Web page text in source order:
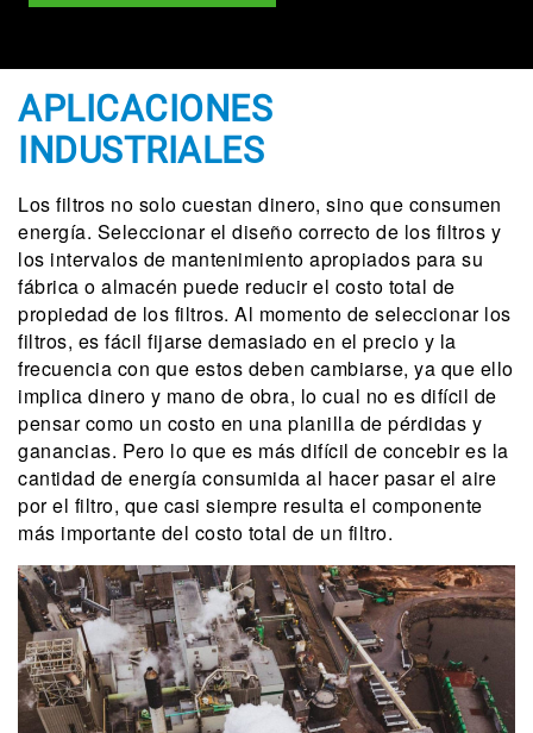
APLICACIONES
INDUSTRIALES
Los filtros no solo cuestan dinero, sino que consumen
energía. Seleccionar el diseño correcto de los filtros y
los intervalos de mantenimiento apropiados para su
fábrica o almacén puede reducir el costo total de
propiedad de los filtros. Al momento de seleccionar los
filtros, es fácil fijarse demasiado en el precio y la
frecuencia con que estos deben cambiarse, ya que ello
implica dinero y mano de obra, lo cual no es difícil de
pensar como un costo en una planilla de pérdidas y
ganancias. Pero lo que es más difícil de concebir es la
cantidad de energía consumida al hacer pasar el aire
por el filtro, que casi siempre resulta el componente
más importante del costo total de un filtro.